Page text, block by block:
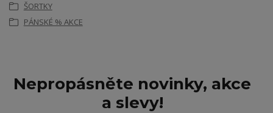
ŠORTKY
PÁNSKÉ % AKCE
Nepropásněte novinky, akce
a slevy!